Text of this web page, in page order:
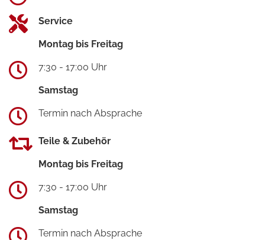
Service
Montag bis Freitag
7:30 - 17:00 Uhr
Samstag
Termin nach Absprache
Teile & Zubehör
Montag bis Freitag
7:30 - 17:00 Uhr
Samstag
Termin nach Absprache